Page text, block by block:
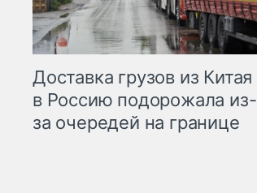
Доставка грузов из Китая
в Россию подорожала из-
за очередей на границе